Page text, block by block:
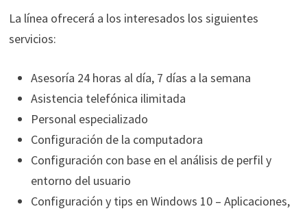
La línea ofrecerá a los interesados los siguientes
servicios:
Asesoría 24 horas al día, 7 días a la semana
Asistencia telefónica ilimitada
Personal especializado
Configuración de la computadora
Configuración con base en el análisis de perfil y
entorno del usuario
Configuración y tips en Windows 10 – Aplicaciones,